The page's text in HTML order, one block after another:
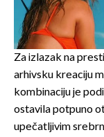
Za izlazak na
arhivsku kreaciju
kombinaciju je
ostavila potpuno
upečatljivim